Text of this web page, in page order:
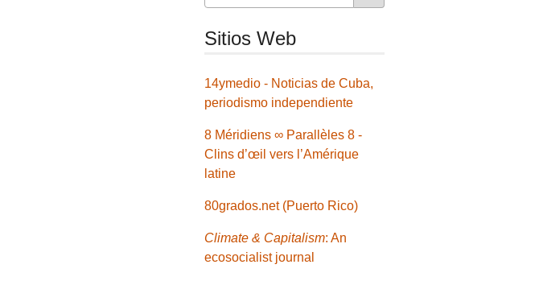
Sitios Web
14ymedio - Noticias de Cuba,
periodismo independiente
8 Méridiens ∞ Parallèles 8 -
Clins d’œil vers l’Amérique
latine
80grados.net (Puerto Rico)
Climate & Capitalism: An
ecosocialist journal